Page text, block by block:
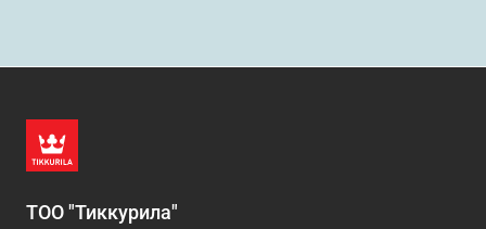
ТОО "Тиккурила"